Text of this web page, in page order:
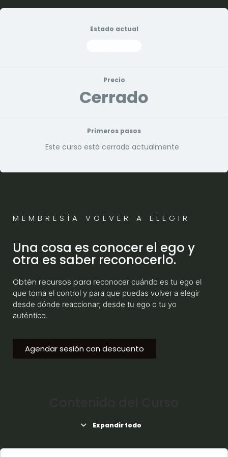
Estado actual
Precio
Cerrado
Primeros pasos
Este curso está cerrado actualmente
MEMBRESÍA VOLVER A ELEGIR
Una cosa es conocer el ego y
otra es saber reconocerlo.
Obtén recursos para reconocer cuándo es tu ego el
que toma el control y para que puedas volver a elegir
desde dónde reaccionar; desde tu ego o tu yo
auténtico.
Agendar sesión con descuento
Expandir todo